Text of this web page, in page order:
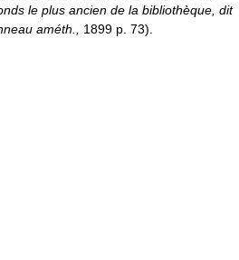
le plus ancien de la bibliothèque, dit
améth., 1899 p. 73).